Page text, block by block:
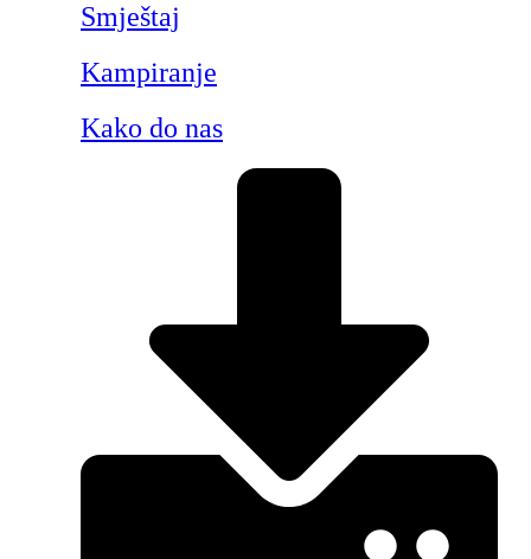
Smještaj
Kampiranje
Kako do nas